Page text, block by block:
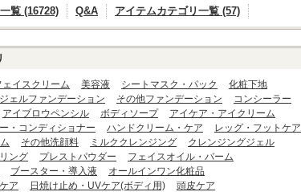
覧 (16728) Q&A アイテムカテゴリ一覧 (57)
ェイスクリーム 美容液 シートマスク・パック
化粧下地
ェルファンデーション その他ファンデーション
コンシーラー
アイブロウペンシル ボディソープ
アイケア・アイクリーム
・コンディショナー ハンドクリーム・ケア
レッグ・フットケア
その他洗顔料 ミルククレンジング
クレンジングジェル
ング プレストパウダー
フェイスオイル・バーム
ブースター・導入液
オールインワン化粧品
ア 日焼け止め・UVケア(ボディ用)
頭皮ケア